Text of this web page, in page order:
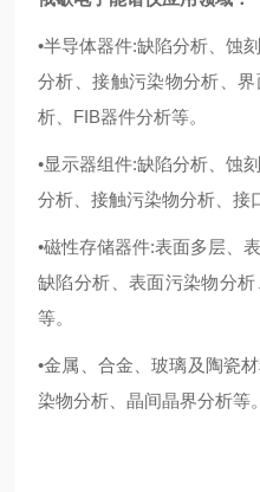
•半导体器件:缺陷分析、蚀
分析、接触污染物分析
析、FIB器件分析等。
•显示器组件:缺陷分析、蚀
分析、接触污染物分析、接
•磁性存储器件:表面多层、表
缺陷分析、表面污染物分
等。
•金属、合金、玻璃及陶瓷
染物分析、晶间晶界分析等。